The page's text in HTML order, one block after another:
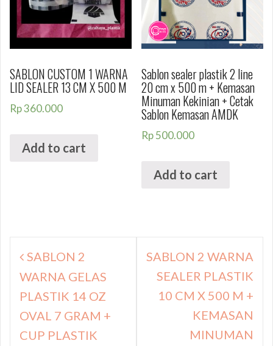
SABLON CUSTOM 1 WARNA
LID SEALER 13 CM X 500 M
Rp360.000
Add to cart
Sablon sealer plastik 2 line
20 cm x 500 m + Kemasan
Minuman Kekinian + Cetak
Sablon Kemasan AMDK
Rp500.000
Add to cart
Navigasi
posSABLON 2
WARNA GELAS
PLASTIK 14 OZ
OVAL 7 GRAM +
CUP PLASTIK
SABLON 2 WARNA
SEALER PLASTIK
10 CM X 500 M +
KEMASAN
MINUMAN